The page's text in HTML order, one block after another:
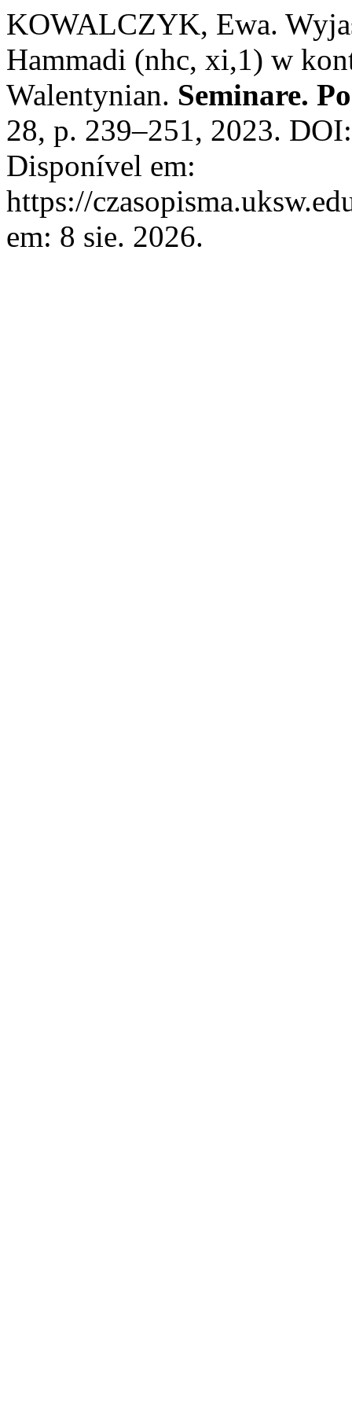
KOWALCZYK, Ewa.
Hammadi (nhc, xi,1) w
Walentynian. Seminare.
28, p. 239–251, 2023.
Disponível em:
https://
em: 8 sie. 2026.